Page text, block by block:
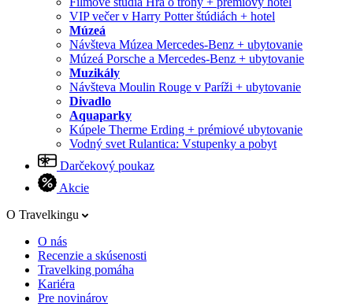
VIP večer v Harry Potter štúdiách + hotel
Múzeá
Návšteva Múzea Mercedes-Benz + ubytovanie
Múzeá Porsche a Mercedes-Benz + ubytovanie
Muzikály
Návšteva Moulin Rouge v Paríži + ubytovanie
Divadlo
Aquaparky
Kúpele Therme Erding + prémiové ubytovanie
Vodný svet Rulantica: Vstupenky a pobyt
Darčekový poukaz
Akcie
O Travelkingu
O nás
Recenzie a skúsenosti
Travelking pomáha
Kariéra
Pre novinárov